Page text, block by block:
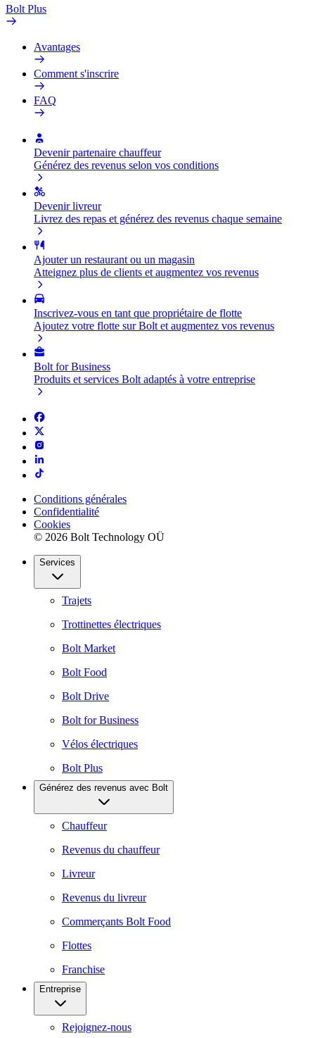
Bolt Plus
Avantages
Comment s'inscrire
FAQ
Devenir partenaire chauffeur
Générez des revenus selon vos conditions
Devenir livreur
Livrez des repas et générez des revenus chaque semaine
Ajouter un restaurant ou un magasin
Atteignez plus de clients et augmentez vos revenus
Inscrivez-vous en tant que propriétaire de flotte
Ajoutez votre flotte sur Bolt et augmentez vos revenus
Bolt for Business
Produits et services Bolt adaptés à votre entreprise
Conditions générales
Confidentialité
Cookies
© 2026 Bolt Technology OÜ
Services
Trajets
Trottinettes électriques
Bolt Market
Bolt Food
Bolt Drive
Bolt for Business
Vélos électriques
Bolt Plus
Générez des revenus avec Bolt
Chauffeur
Revenus du chauffeur
Livreur
Revenus du livreur
Commerçants Bolt Food
Flottes
Franchise
Entreprise
Rejoignez-nous